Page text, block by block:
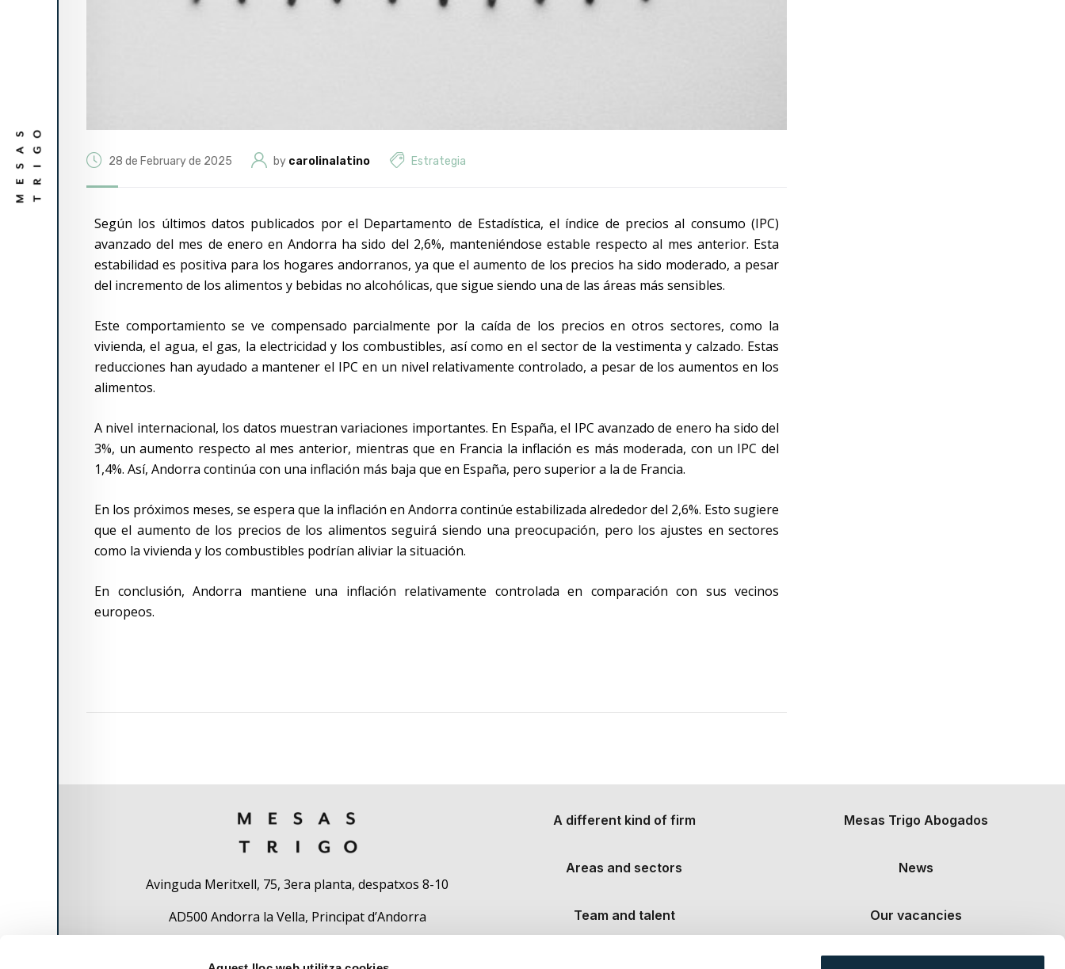
28 de February de 2025 by carolinalatino Estrategia
Según los últimos datos publicados por el Departamento de Estadística, el índice de precios al consumo (IPC)
avanzado del mes de enero en Andorra ha sido del 2,6%, manteniéndose estable respecto al mes anterior. Esta
estabilidad es positiva para los hogares andorranos, ya que el aumento de los precios ha sido moderado, a pesar
del incremento de los alimentos y bebidas no alcohólicas, que sigue siendo una de las áreas más sensibles.
Este comportamiento se ve compensado parcialmente por la caída de los precios en otros sectores, como la
vivienda, el agua, el gas, la electricidad y los combustibles, así como en el sector de la vestimenta y calzado. Estas
reducciones han ayudado a mantener el IPC en un nivel relativamente controlado, a pesar de los aumentos en los
alimentos.
A nivel internacional, los datos muestran variaciones importantes. En España, el IPC avanzado de enero ha sido del
3%, un aumento respecto al mes anterior, mientras que en Francia la inflación es más moderada, con un IPC del
1,4%. Así, Andorra continúa con una inflación más baja que en España, pero superior a la de Francia.
En los próximos meses, se espera que la inflación en Andorra continúe estabilizada alrededor del 2,6%. Esto sugiere
que el aumento de los precios de los alimentos seguirá siendo una preocupación, pero los ajustes en sectores
como la vivienda y los combustibles podrían aliviar la situación.
En conclusión, Andorra mantiene una inflación relativamente controlada en comparación con sus vecinos
europeos.
Avinguda Meritxell, 75, 3era planta, despatxos 8-10
AD500 Andorra la Vella, Principat d’Andorra
A different kind of firm
Areas and sectors
Team and talent
Mesas Trigo Abogados
News
Our vacancies